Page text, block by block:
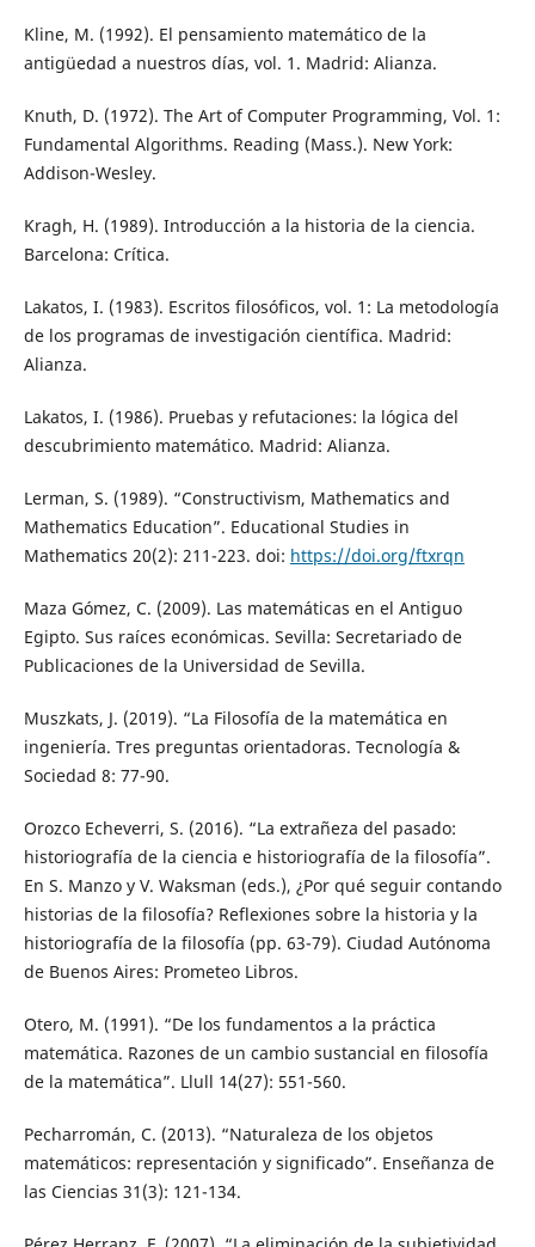
Kline, M. (1992). El pensamiento matemático de la
antigüedad a nuestros días, vol. 1. Madrid: Alianza.
Knuth, D. (1972). The Art of Computer Programming, Vol. 1:
Fundamental Algorithms. Reading (Mass.). New York:
Addison-Wesley.
Kragh, H. (1989). Introducción a la historia de la ciencia.
Barcelona: Crítica.
Lakatos, I. (1983). Escritos filosóficos, vol. 1: La metodología
de los programas de investigación científica. Madrid:
Alianza.
Lakatos, I. (1986). Pruebas y refutaciones: la lógica del
descubrimiento matemático. Madrid: Alianza.
Lerman, S. (1989). “Constructivism, Mathematics and
Mathematics Education”. Educational Studies in
Mathematics 20(2): 211-223. doi: https://doi.org/ftxrqn
Maza Gómez, C. (2009). Las matemáticas en el Antiguo
Egipto. Sus raíces económicas. Sevilla: Secretariado de
Publicaciones de la Universidad de Sevilla.
Muszkats, J. (2019). “La Filosofía de la matemática en
ingeniería. Tres preguntas orientadoras. Tecnología &
Sociedad 8: 77-90.
Orozco Echeverri, S. (2016). “La extrañeza del pasado:
historiografía de la ciencia e historiografía de la filosofía”.
En S. Manzo y V. Waksman (eds.), ¿Por qué seguir contando
historias de la filosofía? Reflexiones sobre la historia y la
historiografía de la filosofía (pp. 63-79). Ciudad Autónoma
de Buenos Aires: Prometeo Libros.
Otero, M. (1991). “De los fundamentos a la práctica
matemática. Razones de un cambio sustancial en filosofía
de la matemática”. Llull 14(27): 551-560.
Pecharromán, C. (2013). “Naturaleza de los objetos
matemáticos: representación y significado”. Enseñanza de
las Ciencias 31(3): 121-134.